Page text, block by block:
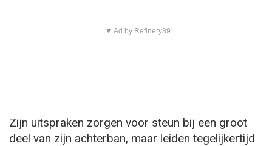
▼ Ad by Refinery89
Zijn uitspraken zorgen voor steun bij een groot
deel van zijn achterban, maar leiden tegelijkertijd